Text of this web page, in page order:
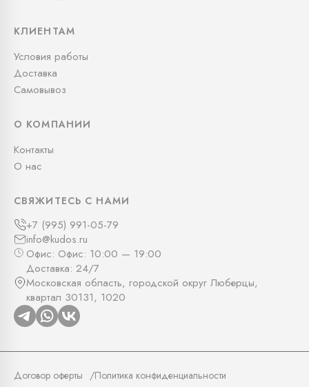
КЛИЕНТАМ
Условия работы
Доставка
Самовывоз
О КОМПАНИИ
Контакты
О нас
СВЯЖИТЕСЬ С НАМИ
+7 (995) 991-05-79
info@kudos.ru
Офис: Офис: 10:00 — 19:00
Доставка: 24/7
Московская область, городской округ Люберцы,
квартал 30131, 1020
Договор оферты Политика конфиденциальности